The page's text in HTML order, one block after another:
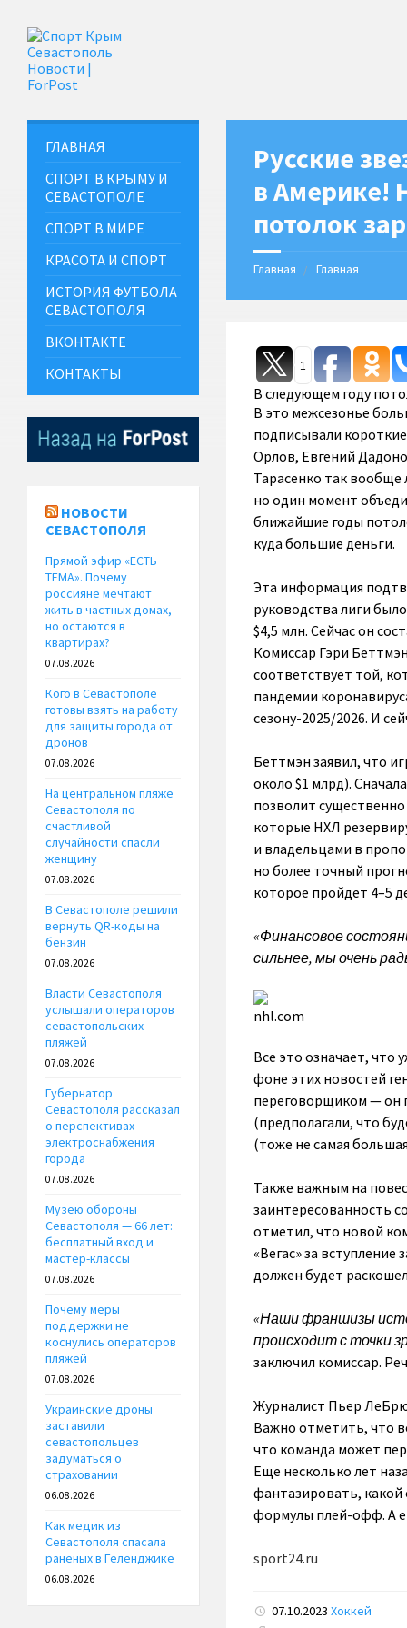
Русские
в Америке!
потолок
Главная Главная
1
В следующем году
В это межсезонье
подписывали
Орлов, Евгений
Тарасенко так вообще
но один момент
ближайшие годы
куда большие деньги.
Эта информация
руководства лиги
$4,5 млн. Сейчас он
Комиссар Гэри
соответствует той,
пандемии
сезону-2025/2026. И
Беттмэн заявил, что
около $1 млрд).
позволит
которые НХЛ
и владельцами в
но более точный
которое пройдет 4–5
«Финансовое
сильнее, мы очень
nhl.com
Все это означает, что
фоне этих новостей
переговорщиком — он
(предполагали, что
(тоже не самая
Также важным на
заинтересованность
отметил, что новой
«Вегас» за
должен будет
«Наши франшизы
происходит с точки
заключил комиссар.
Журналист Пьер
Важно отметить, что
что команда может
Еще несколько лет
фантазировать, какой
формулы плей-офф. А
sport24.ru
07.10.2023 Хоккей
ГЛАВНАЯ
СПОРТ В КРЫМУ И
СЕВАСТОПОЛЕ
СПОРТ В МИРЕ
КРАСОТА И СПОРТ
ИСТОРИЯ ФУТБОЛА
СЕВАСТОПОЛЯ
ВКОНТАКТЕ
КОНТАКТЫ
НОВОСТИ
СЕВАСТОПОЛЯ
Прямой эфир «ЕСТЬ
ТЕМА». Почему
россияне мечтают
жить в частных домах,
но остаются в
квартирах?
07.08.2026
Кого в Севастополе
готовы взять на работу
для защиты города от
дронов
07.08.2026
На центральном пляже
Севастополя по
счастливой
случайности спасли
женщину
07.08.2026
В Севастополе решили
вернуть QR-коды на
бензин
07.08.2026
Власти Севастополя
услышали операторов
севастопольских
пляжей
07.08.2026
Губернатор
Севастополя рассказал
о перспективах
электроснабжения
города
07.08.2026
Музею обороны
Севастополя — 66 лет:
бесплатный вход и
мастер-классы
07.08.2026
Почему меры
поддержки не
коснулись операторов
пляжей
07.08.2026
Украинские дроны
заставили
севастопольцев
задуматься о
страховании
06.08.2026
Как медик из
Севастополя спасала
раненых в Геленджике
06.08.2026